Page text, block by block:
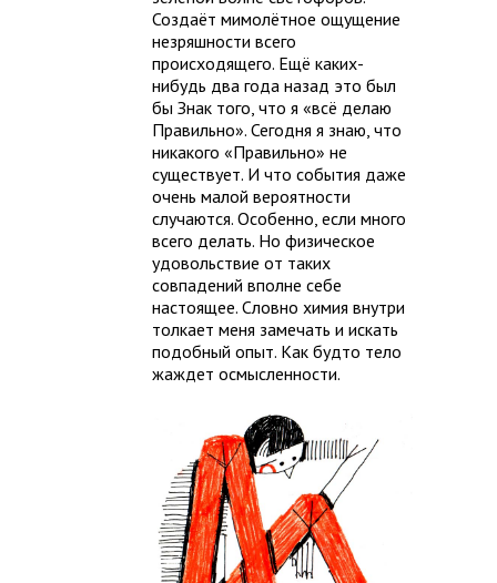
Создаёт мимолётное ощущение
незряшности всего
происходящего. Ещё каких-
нибудь два года назад это был
бы Знак того, что я «всё делаю
Правильно». Сегодня я знаю, что
никакого «Правильно» не
существует. И что события даже
очень малой вероятности
случаются. Особенно, если много
всего делать. Но физическое
удовольствие от таких
совпадений вполне себе
настоящее. Словно химия внутри
толкает меня замечать и искать
подобный опыт. Как будто тело
жаждет осмысленности.